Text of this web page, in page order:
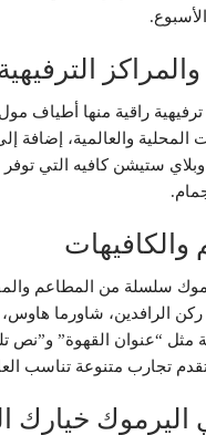
ترفيهية راقية منها أطياف
المحلية والعالمية، إضافة
وبلاي ستيشن كافيه التي
والكافيهات
سلسلة من المطاعم
ركن الرافدين، شاورما هاوس،
“عنوان القهوة” و”نص
تقدم تجارب متنوعة تناسب
اليرموك خيارك